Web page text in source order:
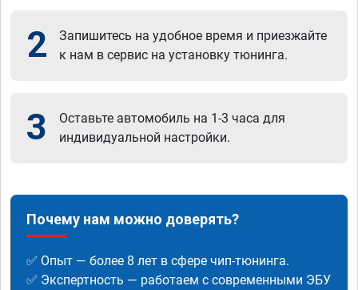
2
Запишитесь на удобное время и приезжайте
к нам в сервис на установку тюнинга.
3
Оставьте автомобиль на 1-3 часа для
индивидуальной настройки.
Почему нам можно доверять?
✅ Опыт — более 8 лет в сфере чип-тюнинга.
✅ Экспертность — работаем с современными ЭБУ